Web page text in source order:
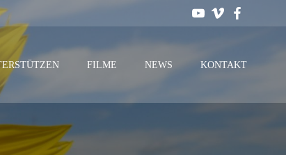
FILME NEWS KONTAKT